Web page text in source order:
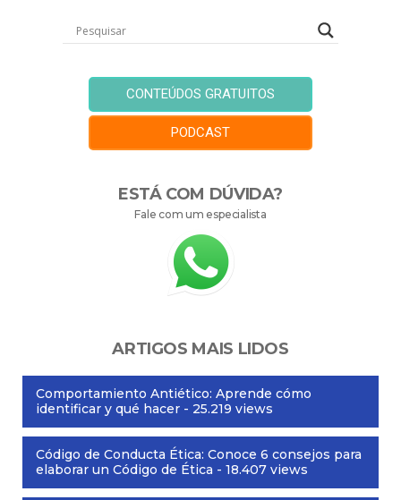
CONTEÚDOS GRATUITOS
PODCAST
ESTÁ COM DÚVIDA?
Fale com um especialista
ARTIGOS MAIS LIDOS
Comportamiento Antiético: Aprende cómo
identificar y qué hacer - 25.219 views
Código de Conducta Ética: Conoce 6 consejos para
elaborar un Código de Ética - 18.407 views